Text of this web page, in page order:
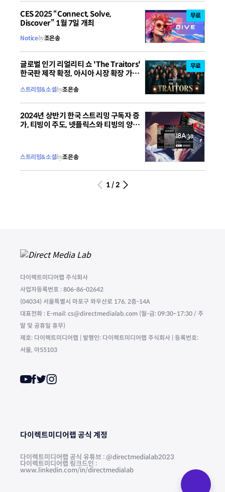
CES 2025 “Connect, Solve,
Discover” 1월 7일 개최
Noticeby조은송
무료
글로벌 인기 리얼리티 쇼 'The Traitors'
한국판 제작 확정, 아시아 시장 확장 가속
스트리밍&소셜by조은송
무료
2024년 상반기 한국 스트리밍 구독자 증
가, 티빙이 주도, 넷플릭스와 티빙의 양강
Out)
스트리밍&소셜by조은송
1 / 2
다이렉트미디어랩 주식회사
사업자등록번호 : 806-86-02642
(04034) 서울특별시 마포구 와우산로 176, 2층-14A
대표전화 : E-mail: cs@directmedialab.com (월-금: 09:30~17:30 / 주
말 및 공휴일 휴무)
제호: 다이렉트미디어랩 | 발행인: 다이렉트미디어랩 주식회사 | 등록번호:
서울, 아55103
다이렉트미디어랩 공식 계정
다이렉트미디어랩 공식 유튜브 : @directmedialab2023
다이렉트미디어랩 링크드인 :
www.linkedin.com/in/directmedialab